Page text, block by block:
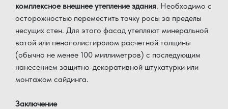
комплексное внешнее утепление здания. Необходимо с
осторожностью переместить точку росы за пределы
несущих стен. Для этого фасад утепляют минеральной
ватой или пенополистиролом расчетной толщины
(обычно не менее 100 миллиметров) с последующим
нанесением защитно-декоративной штукатурки или
монтажом сайдинга.
Заключение